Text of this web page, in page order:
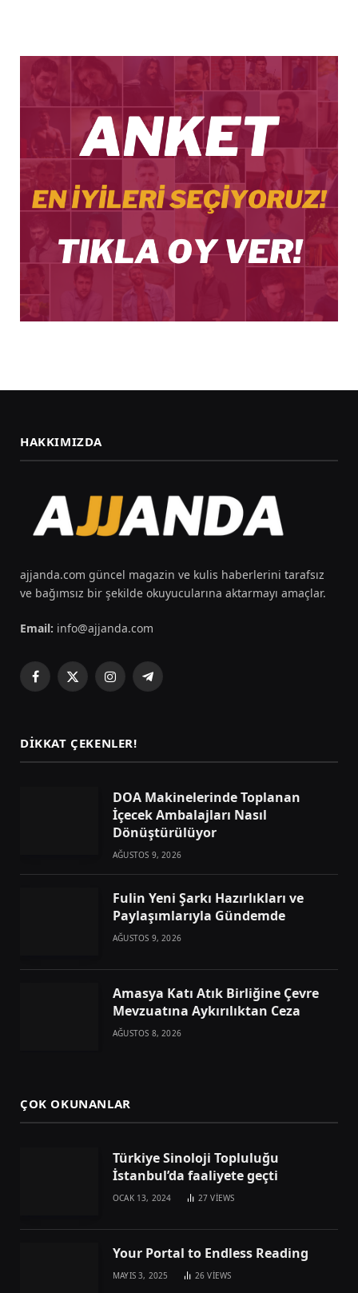
HAKKIMIZDA
ajjanda.com güncel magazin ve kulis haberlerini tarafsız
ve bağımsız bir şekilde okuyucularına aktarmayı amaçlar.
Email: info@ajjanda.com
Facebook
X
InstagramTelegram
DIKKAT ÇEKENLER!
DOA Makinelerinde Toplanan
İçecek Ambalajları Nasıl
Dönüştürülüyor
AĞUSTOS 9, 2026
Fulin Yeni Şarkı Hazırlıkları ve
Paylaşımlarıyla Gündemde
AĞUSTOS 9, 2026
Amasya Katı Atık Birliğine Çevre
Mevzuatına Aykırılıktan Ceza
AĞUSTOS 8, 2026
ÇOK OKUNANLAR
Türkiye Sinoloji Topluluğu
İstanbul’da faaliyete geçti
OCAK 13, 2024 27VIEWS
Your Portal to Endless Reading
MAYIS 3, 2025 26VIEWS